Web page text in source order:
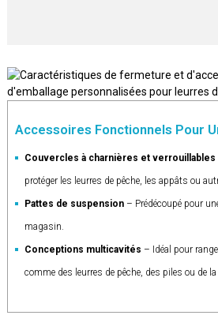
Accessoires Fonctionnels Pour
Couvercles à charnières et verrouillables
protéger les leurres de pêche, les appâts ou
Pattes de suspension – Prédécoupé pour
magasin.
Conceptions multicavités – Idéal pour
comme des leurres de pêche, des piles ou de